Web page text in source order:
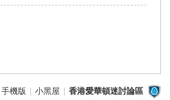
手機版 小黑屋 香港愛華頓迷討論區